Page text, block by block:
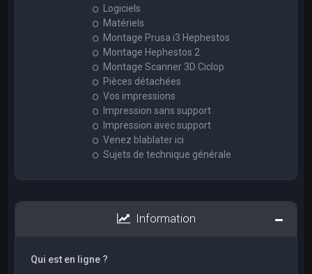
Logiciels
Matériels
Montage Prusa i3 Hephestos
Montage Hephestos 2
Montage Scanner 3D Ciclop
Pièces détachées
Vos impressions
Impression sans support
Impression avec support
Venez blablater ici
Sujets de technique générale
Information
Qui est en ligne ?